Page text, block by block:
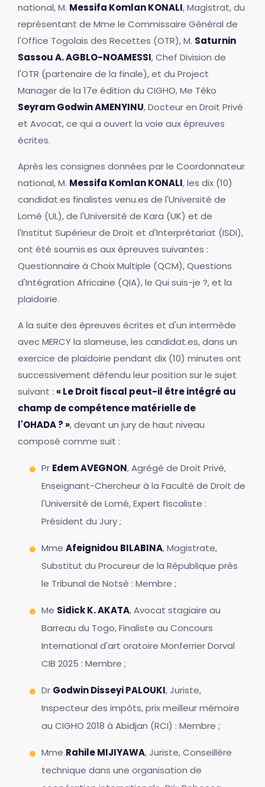
national, M. Messifa Komlan KONALI, Magistrat, du
représentant de Mme le Commissaire Général de
l'Office Togolais des Recettes (OTR), M. Saturnin
Sassou A. AGBLO-NOAMESSI, Chef Division de
l'OTR (partenaire de la finale), et du Project
Manager de la 17e édition du CIGHO, Me Têko
Seyram Godwin AMENYINU, Docteur en Droit Privé
et Avocat, ce qui a ouvert la voie aux épreuves
écrites.
Après les consignes données par le Coordonnateur
national, M. Messifa Komlan KONALI, les dix (10)
candidat.es finalistes venu.es de l'Université de
Lomé (UL), de l'Université de Kara (UK) et de
l'Institut Supérieur de Droit et d'Interprétariat (ISDI),
ont été soumis.es aux épreuves suivantes :
Questionnaire à Choix Multiple (QCM), Questions
d'Intégration Africaine (QIA), le Qui suis-je ?, et la
plaidoirie.
A la suite des épreuves écrites et d'un intermède
avec MERCY la slameuse, les candidat.es, dans un
exercice de plaidoirie pendant dix (10) minutes ont
successivement défendu leur position sur le sujet
suivant : « Le Droit fiscal peut-il être intégré au
champ de compétence matérielle de
l'OHADA ? », devant un jury de haut niveau
composé comme suit :
Pr Edem AVEGNON, Agrégé de Droit Privé,
Enseignant-Chercheur à la Faculté de Droit de
l'Université de Lomé, Expert fiscaliste :
Président du Jury ;
Mme Afeignidou BILABINA, Magistrate,
Substitut du Procureur de la République près
le Tribunal de Notsè : Membre ;
Me Sidick K. AKATA, Avocat stagiaire au
Barreau du Togo, Finaliste au Concours
International d'art oratoire Monferrier Dorval
CIB 2025 : Membre ;
Dr Godwin Disseyi PALOUKI, Juriste,
Inspecteur des impôts, prix meilleur mémoire
au CIGHO 2018 à Abidjan (RCI) : Membre ;
Mme Rahile MIJIYAWA, Juriste, Conseillère
technique dans une organisation de